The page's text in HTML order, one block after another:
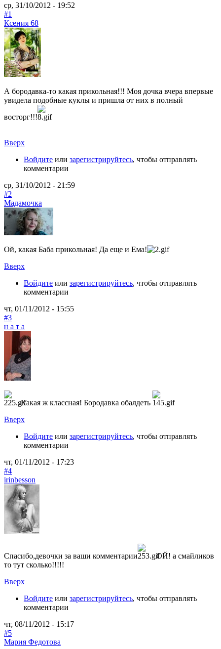
ср, 31/10/2012 - 19:52
#1
Ксения 68
А бородавка-то какая прикольная!!! Моя дочка вчера впервые
увидела подобные куклы и пришла от них в полный
восторг!!!
Вверх
Войдите или зарегистрируйтесь, чтобы отправлять
комментарии
ср, 31/10/2012 - 21:59
#2
Мадамочка
Ой, какая Баба прикольная! Да еще и Ема!
Вверх
Войдите или зарегистрируйтесь, чтобы отправлять
комментарии
чт, 01/11/2012 - 15:55
#3
н а т а
Какая ж классная! Бородавка обалдеть
Вверх
Войдите или зарегистрируйтесь, чтобы отправлять
комментарии
чт, 01/11/2012 - 17:23
#4
irinbesson
Спасибо,девочки за ваши комментарии
ОЙ! а смайликов
то тут сколько!!!!!
Вверх
Войдите или зарегистрируйтесь, чтобы отправлять
комментарии
чт, 08/11/2012 - 15:17
#5
Мария Федотова